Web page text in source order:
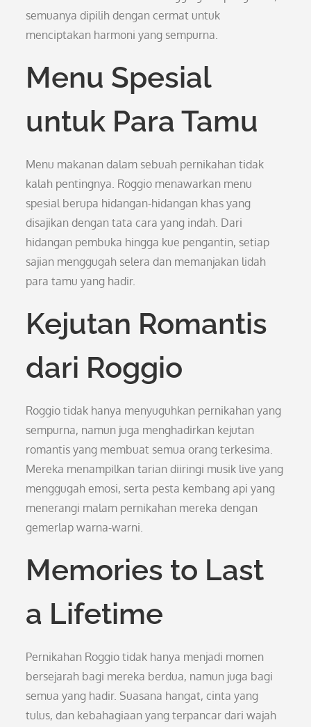
semuanya dipilih dengan cermat untuk
menciptakan harmoni yang sempurna.
Menu Spesial
untuk Para Tamu
Menu makanan dalam sebuah pernikahan tidak
kalah pentingnya. Roggio menawarkan menu
spesial berupa hidangan-hidangan khas yang
disajikan dengan tata cara yang indah. Dari
hidangan pembuka hingga kue pengantin, setiap
sajian menggugah selera dan memanjakan lidah
para tamu yang hadir.
Kejutan Romantis
dari Roggio
Roggio tidak hanya menyuguhkan pernikahan yang
sempurna, namun juga menghadirkan kejutan
romantis yang membuat semua orang terkesima.
Mereka menampilkan tarian diiringi musik live yang
menggugah emosi, serta pesta kembang api yang
menerangi malam pernikahan mereka dengan
gemerlap warna-warni.
Memories to Last
a Lifetime
Pernikahan Roggio tidak hanya menjadi momen
bersejarah bagi mereka berdua, namun juga bagi
semua yang hadir. Suasana hangat, cinta yang
tulus, dan kebahagiaan yang terpancar dari wajah